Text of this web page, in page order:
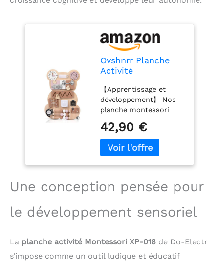
Ovshnrr Planche
Activité
Board Montessori
Jeux pour
Apprendre la
Motricité Fine
Tableau Montessori
pour Enfant 1 2 3
Ans
【Apprentissage et
développement】 Nos
planche montessori
conçus pour les enfants
âgés de 1 à 3 ans et
peuvent aider les
enfants peuvent utiliser
différentes activités
compétences de vie
qualité】 Le Tableau
Montessori est fabriqué
42,90 €
Une conception pensée pour
le développement sensoriel
La planche activité Montessori XP-018 de Do-Electr
s’impose comme un outil ludique et éducatif